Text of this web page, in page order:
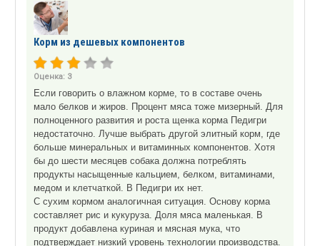
Корм из дешевых компонентов
Оценка: 3
Если говорить о влажном корме, то в составе очень
мало белков и жиров. Процент мяса тоже мизерный. Для
полноценного развития и роста щенка корма Педигри
недостаточно. Лучше выбрать другой элитный корм, где
больше минеральных и витаминных компонентов. Хотя
бы до шести месяцев собака должна потреблять
продукты насыщенные кальцием, белком, витаминами,
медом и клетчаткой. В Педигри их нет.
С сухим кормом аналогичная ситуация. Основу корма
составляет рис и кукуруза. Доля мяса маленькая. В
продукт добавлена куриная и мясная мука, что
подтверждает низкий уровень технологии производства.